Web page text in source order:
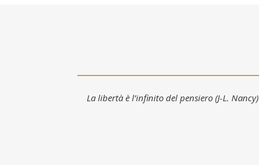
La libertà è l’infinito del pensiero (J-L. Nancy)